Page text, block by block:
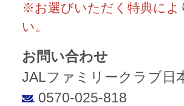
※お選びいただく特典によ
い。
お問い合わせ
JALファミリークラブ日
0570-025-818